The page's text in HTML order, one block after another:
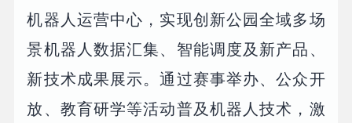
机器人运营中心，实现创新公园全域多场
景机器人数据汇集、智能调度及新产品、
新技术成果展示。通过赛事举办、公众开
放、教育研学等活动普及机器人技术，激